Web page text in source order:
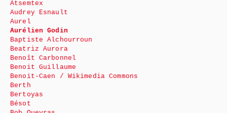
Atsemtex
Audrey Esnault
Aurel
Aurélien Godin
Baptiste Alchourroun
Beatriz Aurora
Benoît Carbonnel
Benoit Guillaume
Benoit-Caen / Wikimedia Commons
Berth
Bertoyas
Bésot